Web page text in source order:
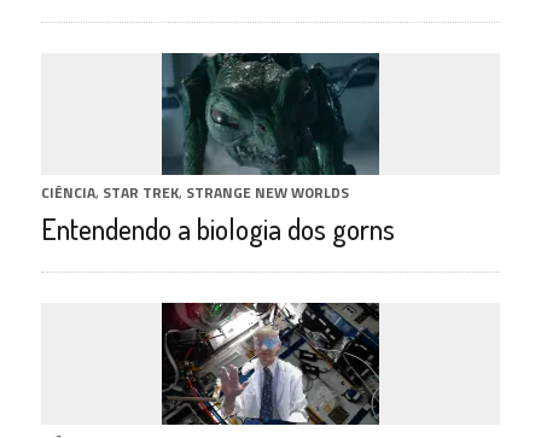
CIÊNCIA, STAR TREK, STRANGE NEW WORLDS
Entendendo a biologia dos gorns